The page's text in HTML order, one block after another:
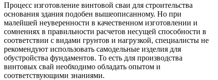
Процесс изготовление винтовой сваи для строительства
основания здания подобен вышеописанному. Но при
малейшей неуверенности в качественном изготовлении и
сомнениях в правильности расчетов несущей способности в
соответствии с видами грунтов и нагрузкой, специалисты не
рекомендуют использовать самодельные изделия для
обустройства фундаментов. То есть для производства
винтовых свай необходимо обладать опытом и
соответствующими знаниями.